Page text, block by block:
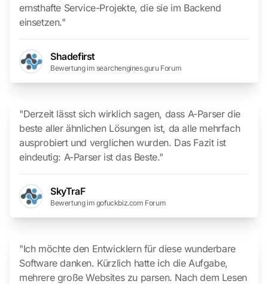
ernsthafte Service-Projekte, die sie im Backend
einsetzen."
Shadefirst
Bewertung im searchengines.guru Forum
"Derzeit lässt sich wirklich sagen, dass A-Parser die
beste aller ähnlichen Lösungen ist, da alle mehrfach
ausprobiert und verglichen wurden. Das Fazit ist
eindeutig: A-Parser ist das Beste."
SkyTraF
Bewertung im gofuckbiz.com Forum
"Ich möchte den Entwicklern für diese wunderbare
Software danken. Kürzlich hatte ich die Aufgabe,
mehrere große Websites zu parsen. Nach dem Lesen